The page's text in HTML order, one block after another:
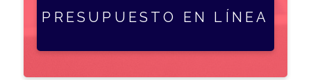
PRESUPUESTO EN LÍNEA